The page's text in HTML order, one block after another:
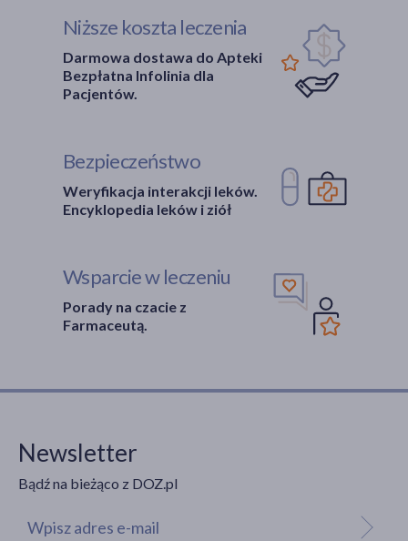
Niższe koszta leczenia
Darmowa dostawa do Apteki
Bezpłatna Infolinia dla
Pacjentów.
Bezpieczeństwo
Weryfikacja interakcji leków.
Encyklopedia leków i ziół
Wsparcie w leczeniu
Porady na czacie z
Farmaceutą.
Newsletter
Bądź na bieżąco z DOZ.pl